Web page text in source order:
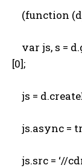
(function
var js, s =
[0];
js =
js.async =
js.src = ‘//